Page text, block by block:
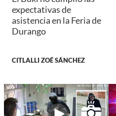
expectativas de
asistencia en la Feria de
Durango
CITLALLI ZOÉ SÁNCHEZ